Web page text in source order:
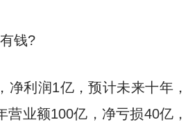
钱?
利润1亿，预计未来十年，
业额100亿，净亏损40亿，